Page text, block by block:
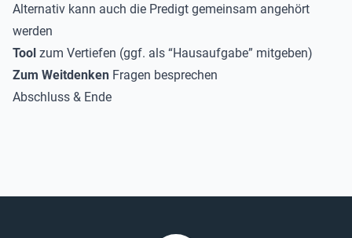
Alternativ kann auch die Predigt gemeinsam angehört
werden
Tool zum Vertiefen (ggf. als “Hausaufgabe” mitgeben)
Zum Weitdenken Fragen besprechen
Abschluss & Ende